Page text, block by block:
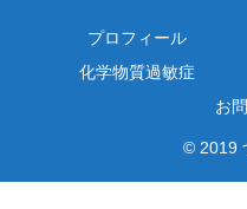
プロフィール
化学物質過敏症
お
© 2019